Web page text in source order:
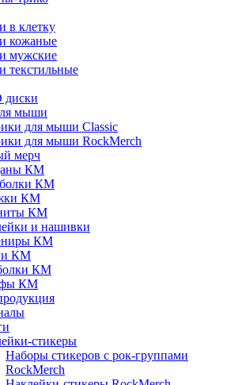
в клетку
кожаные
мужские
текстильные
диски
мыши
для мыши Classic
для мыши RockMerch
мерч
КМ
КМ
КМ
КМ
и нашивки
КМ
КМ
КМ
КМ
стикеры
Наборы стикеров с рок-группами
RockMerch